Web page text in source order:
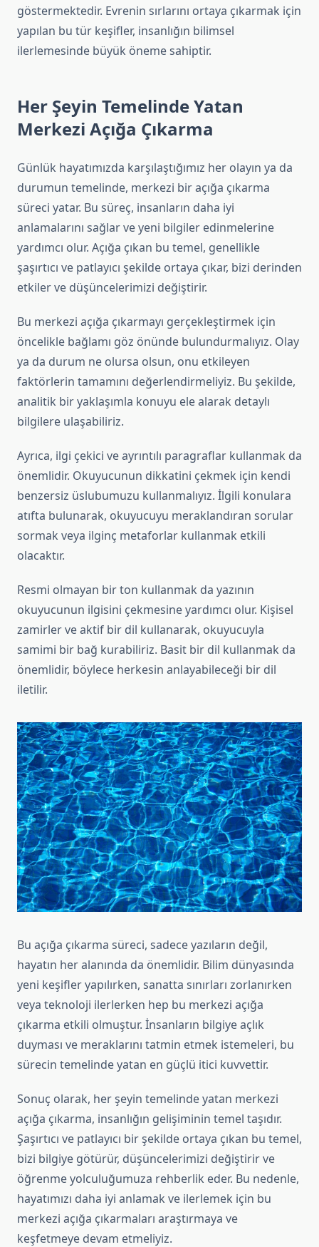
göstermektedir. Evrenin sırlarını ortaya çıkarmak için
yapılan bu tür keşifler, insanlığın bilimsel
ilerlemesinde büyük öneme sahiptir.
Her Şeyin Temelinde Yatan
Merkezi Açığa Çıkarma
Günlük hayatımızda karşılaştığımız her olayın ya da
durumun temelinde, merkezi bir açığa çıkarma
süreci yatar. Bu süreç, insanların daha iyi
anlamalarını sağlar ve yeni bilgiler edinmelerine
yardımcı olur. Açığa çıkan bu temel, genellikle
şaşırtıcı ve patlayıcı şekilde ortaya çıkar, bizi derinden
etkiler ve düşüncelerimizi değiştirir.
Bu merkezi açığa çıkarmayı gerçekleştirmek için
öncelikle bağlamı göz önünde bulundurmalıyız. Olay
ya da durum ne olursa olsun, onu etkileyen
faktörlerin tamamını değerlendirmeliyiz. Bu şekilde,
analitik bir yaklaşımla konuyu ele alarak detaylı
bilgilere ulaşabiliriz.
Ayrıca, ilgi çekici ve ayrıntılı paragraflar kullanmak da
önemlidir. Okuyucunun dikkatini çekmek için kendi
benzersiz üslubumuzu kullanmalıyız. İlgili konulara
atıfta bulunarak, okuyucuyu meraklandıran sorular
sormak veya ilginç metaforlar kullanmak etkili
olacaktır.
Resmi olmayan bir ton kullanmak da yazının
okuyucunun ilgisini çekmesine yardımcı olur. Kişisel
zamirler ve aktif bir dil kullanarak, okuyucuyla
samimi bir bağ kurabiliriz. Basit bir dil kullanmak da
önemlidir, böylece herkesin anlayabileceği bir dil
iletilir.
Bu açığa çıkarma süreci, sadece yazıların değil,
hayatın her alanında da önemlidir. Bilim dünyasında
yeni keşifler yapılırken, sanatta sınırları zorlanırken
veya teknoloji ilerlerken hep bu merkezi açığa
çıkarma etkili olmuştur. İnsanların bilgiye açlık
duyması ve meraklarını tatmin etmek istemeleri, bu
sürecin temelinde yatan en güçlü itici kuvvettir.
Sonuç olarak, her şeyin temelinde yatan merkezi
açığa çıkarma, insanlığın gelişiminin temel taşıdır.
Şaşırtıcı ve patlayıcı bir şekilde ortaya çıkan bu temel,
bizi bilgiye götürür, düşüncelerimizi değiştirir ve
öğrenme yolculuğumuza rehberlik eder. Bu nedenle,
hayatımızı daha iyi anlamak ve ilerlemek için bu
merkezi açığa çıkarmaları araştırmaya ve
keşfetmeye devam etmeliyiz.